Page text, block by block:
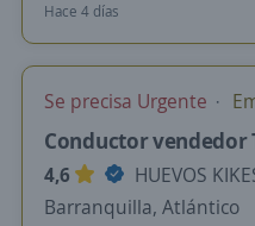
Hace 4 días
Se precisa Urgente
Conductor vendedor
4,6
HUEVOS
Barranquilla, Atlántico